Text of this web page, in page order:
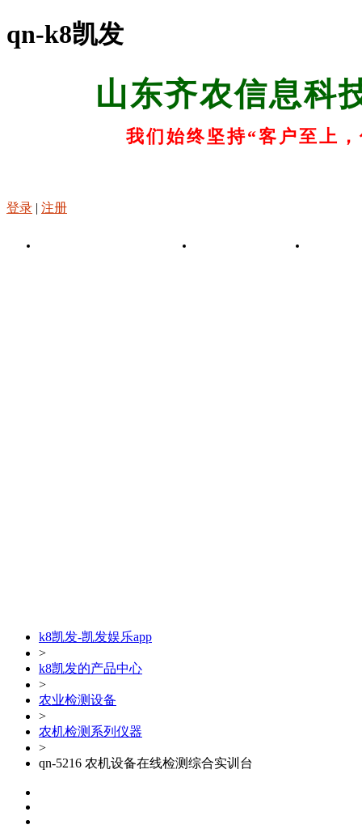
qn-k8凯发
山东齐农信息科
我们始终坚持“客户至上
登录 | 注册
k8凯发-凯发娱乐app
>
k8凯发的产品中心
>
农业检测设备
>
农机检测系列仪器
>
qn-5216 农机设备在线检测综合实训台